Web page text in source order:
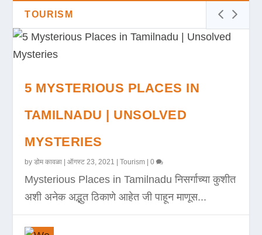
TOURISM
5 MYSTERIOUS PLACES IN
TAMILNADU | UNSOLVED
MYSTERIES
byडोम कावळा |ऑगस्ट 23, 2021 |Tourism |0
Mysterious Places in Tamilnadu निसर्गाच्या कुशीत
अशी अनेक अद्भुत ठिकाणे आहेत जी पाहून माणूस...